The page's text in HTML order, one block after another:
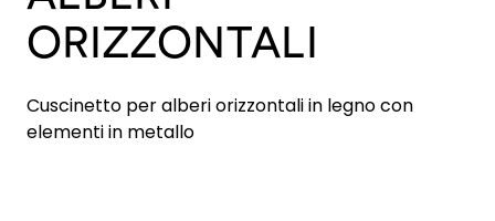
ORIZZONTALI
Cuscinetto per alberi orizzontali in legno con
elementi in metallo